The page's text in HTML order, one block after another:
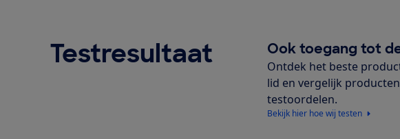
Testresultaat Ook toegang tot
Ontdek het beste
lid en vergelijk
testoordelen.
Bekijk hier hoe wij testen